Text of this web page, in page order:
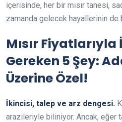
içerisinde, her bir mısır tanesi,
zamanda gelecek hayallerinin de
Mısır
Gereken 5 Şey:
Üzerine Özel!
İkincisi, talep ve arz dengesi.
arazileriyle biliniyor. Ancak, eğer